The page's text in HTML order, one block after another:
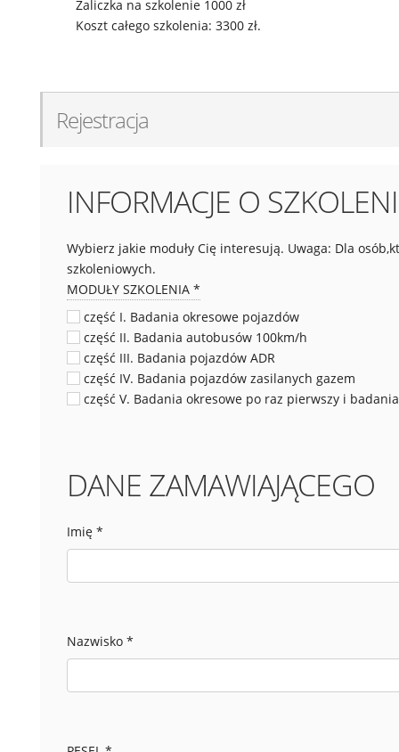
Zaliczka na szkolenie 1000 zł
Koszt całego szkolenia: 3300 zł.
Rejestracja
INFORMACJE O
Wybierz jakie moduły Cię interesują. Uwaga: Dla
szkoleniowych.
MODUŁY SZKOLENIA *
część I. Badania okresowe pojazdów
część II. Badania autobusów 100km/h
część III. Badania pojazdów ADR
część IV. Badania pojazdów zasilanych gazem
część V. Badania okresowe po raz pierwszy i
DANE ZAMAWIAJĄCEGO
Imię *
Nazwisko *